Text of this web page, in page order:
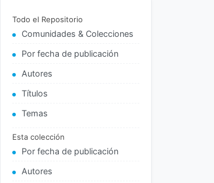
Todo el Repositorio
Comunidades & Colecciones
Por fecha de publicación
Autores
Títulos
Temas
Esta colección
Por fecha de publicación
Autores